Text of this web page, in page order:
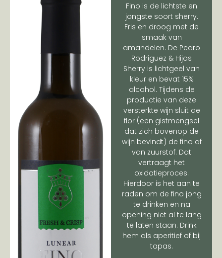
Fino is de lichtste en
jongste soort sherry.
Fris en droog met de
smaak van
amandelen. De Pedro
Rodriguez & Hijos
Sherry is lichtgeel van
kleur en bevat 15%
alcohol. Tijdens de
productie van deze
versterkte wijn sluit de
flor (een gistmengsel
dat zich bovenop de
wijn bevindt) de fino af
van zuurstof. Dat
vertraagt het
oxidatieproces.
Hierdoor is het aan te
raden om de fino jong
te drinken en na
opening niet al te lang
te laten staan. Drink
hem als aperitief of bij
tapas.